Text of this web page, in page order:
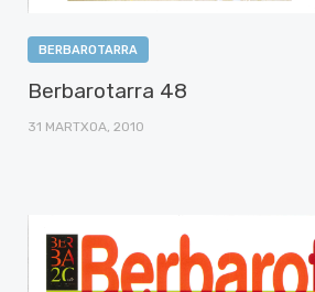
BERBAROTARRA
Berbarotarra 48
31 MARTXOA, 2010